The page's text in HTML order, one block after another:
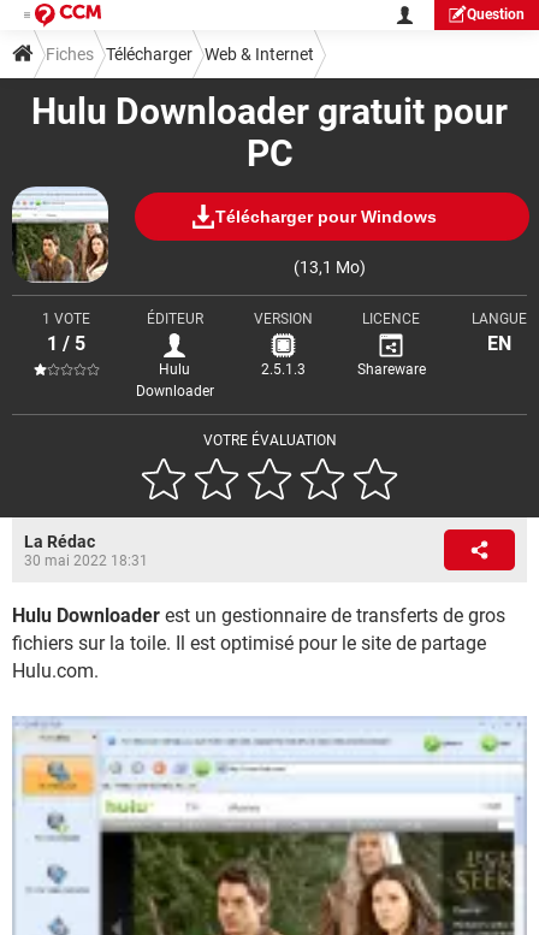
Question
Hulu Downloader gratuit pour
PC
Télécharger pour Windows
(13,1 Mo)
VOTRE ÉVALUATION
1 VOTE
1 / 5
ÉDITEUR
Hulu
Downloader
VERSION
2.5.1.3
LICENCE
Shareware
LANGUE
EN
Fiches Télécharger Web & Internet
Téléchargement & Transfert
La Rédac
30 mai 2022 18:31
Hulu Downloader est un gestionnaire de transferts de gros
fichiers sur la toile. Il est optimisé pour le site de partage
Hulu.com.